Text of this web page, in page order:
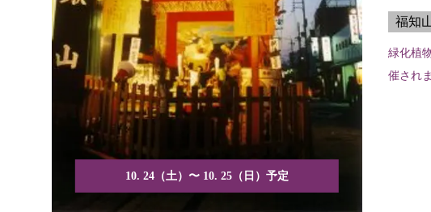
10. 24（土）〜 10. 25（日）予定
福知
緑化植
催され